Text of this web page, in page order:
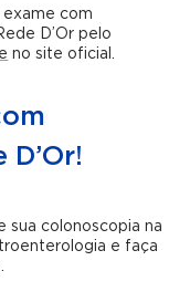
exame com
D’Or pelo
no site oficial.
sua colonoscopia na
e faça